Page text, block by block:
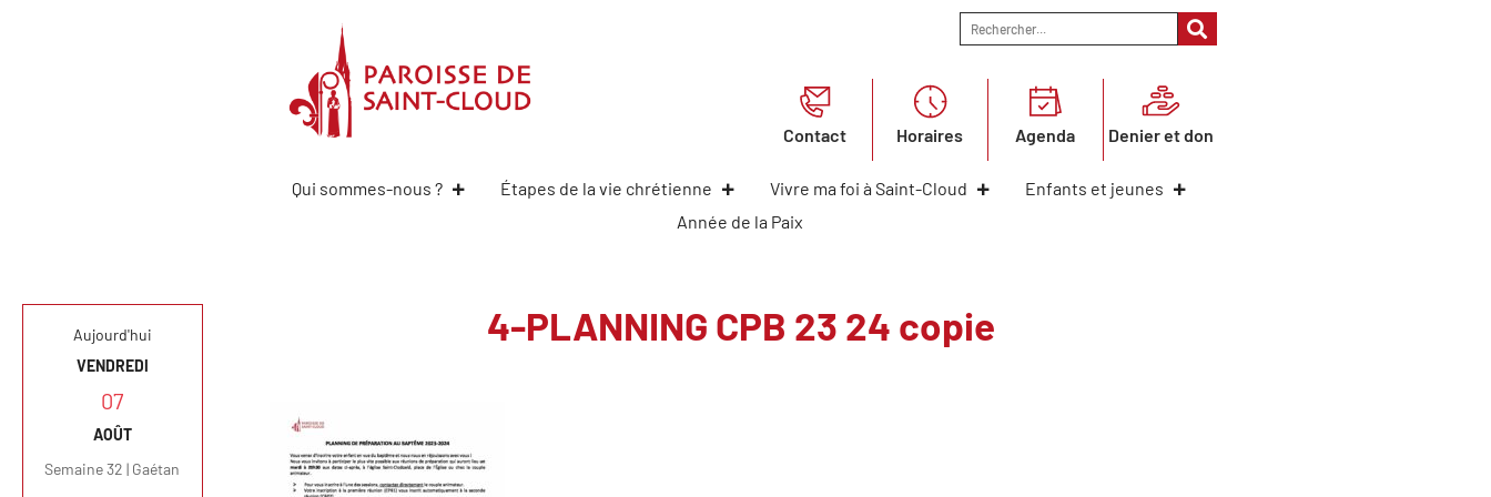
Contact Horaires Agenda Denier et don
Qui sommes-nous ? Étapes de la vie chrétienne Vivre ma foi à Saint-Cloud
Enfants et jeunes
Année de la Paix
Aujourd'hui
VENDREDI
07
AOÛT
Semaine 32 | Gaétan
4-PLANNING CPB 23 24 copie